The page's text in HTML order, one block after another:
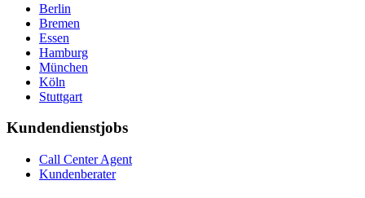
Berlin
Bremen
Essen
Hamburg
München
Köln
Stuttgart
Kundendienstjobs
Call Center Agent
Kundenberater